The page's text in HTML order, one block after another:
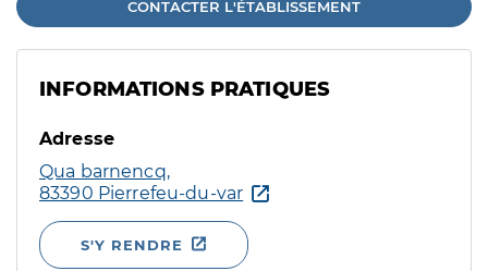
CONTACTER L'ÉTABLISSEMENT
INFORMATIONS PRATIQUES
Adresse
Qua barnencq,
83390 Pierrefeu-du-var
S'Y RENDRE